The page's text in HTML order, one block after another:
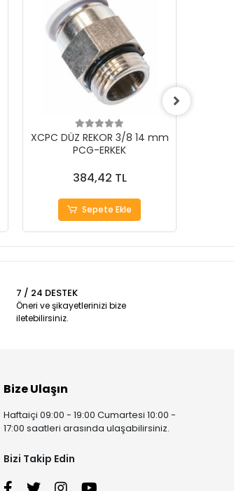
XCPC DÜZ REKOR 3/8 14 mm
PCG-ERKEK
384,42 TL
Sepete Ekle
7 / 24 DESTEK
Öneri ve şikayetlerinizi bize
iletebilirsiniz.
Bize Ulaşın
Haftaiçi 09:00 - 19:00 Cumartesi 10:00 -
17:00 saatleri arasında ulaşabilirsiniz.
Bizi Takip Edin